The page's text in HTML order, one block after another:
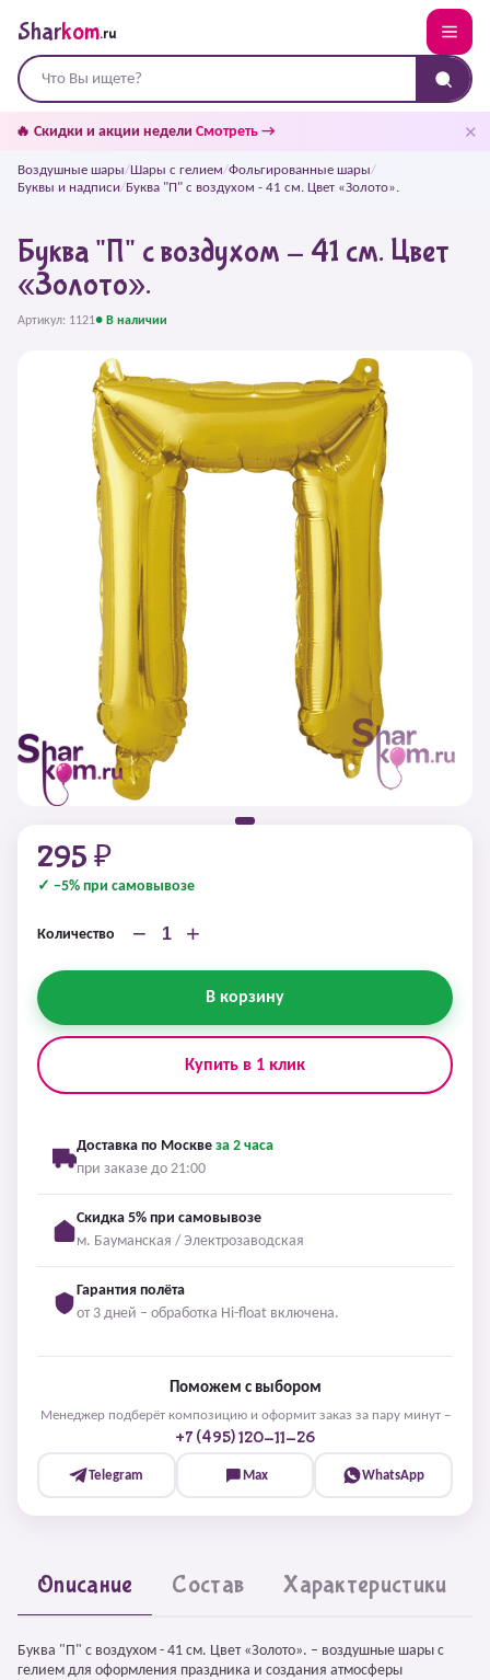
Sharkom.ru
🔥 Скидки и акции недели Смотреть → ✕
Воздушные шары/Шары с гелием/Фольгированные шары/
Буквы и надписи/Буква "П" с воздухом - 41 см. Цвет «Золото».
Буква "П" с воздухом - 41 см. Цвет
«Золото».
Артикул: 1121● В наличии
295 ₽
✓ −5% при самовывозе
Количество − +
В корзину
Купить в 1 клик
Доставка по Москве за 2 часа
при заказе до 21:00
Скидка 5% при самовывозе
м. Бауманская / Электрозаводская
Гарантия полёта
от 3 дней – обработка Hi-float включена.
Поможем с выбором
Менеджер подберёт композицию и оформит заказ за пару минут –
+7 (495) 120-11-26
Telegram Max WhatsApp
Описание Состав Характеристики
Буква "П" с воздухом - 41 см. Цвет «Золото». – воздушные шары с
гелием для оформления праздника и создания атмосферы